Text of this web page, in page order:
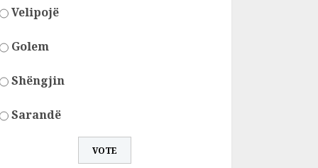
Velipojë
Golem
Shëngjin
Sarandë